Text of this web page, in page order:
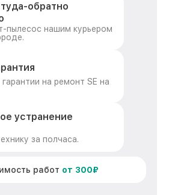
обратно
пылесос нашим курьером
на ремонт SE на
устранение
за полчаса.
работ от 300₽